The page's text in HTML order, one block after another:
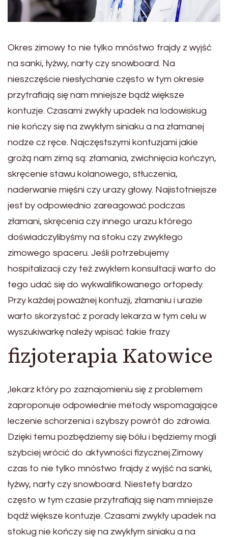
Okres zimowy to nie tylko mnóstwo frajdy z wyjść
na sanki, łyżwy, narty czy snowboard. Na
nieszczęście niesłychanie często w tym okresie
przytrafiają się nam mniejsze bądź większe
kontuzje. Czasami zwykły upadek na lodowiskug
nie kończy się na zwykłym siniaku a na złamanej
nodze cz ręce. Najczęstszymi kontuzjami jakie
grożą nam zimą są: złamania, zwichnięcia kończyn,
skręcenie stawu kolanowego, stłuczenia,
naderwanie mięśni czy urazy głowy. Najistotniejsze
jest by odpowiednio zareagować podczas
złamani, skręcenia czy innego urazu którego
doświadczylibyśmy na stoku czy zwykłego
zimowego spaceru. Jeśli potrzebujemy
hospitalizacji czy też zwykłem konsultacji warto do
tego udać się do wykwalifikowanego ortopedy.
Przy każdej poważnej kontuzji, złamaniu i urazie
warto skorzystać z porady lekarza w tym celu w
wyszukiwarkę należy wpisać takie frazy
fizjoterapia Katowice
,lekarz który po zaznajomieniu się z problemem
zaproponuje odpowiednie metody wspomagające
leczenie schorzenia i szybszy powrót do zdrowia.
Dzięki temu pozbędziemy się bólu i będziemy mogli
szybciej wrócić do aktywności fizycznej.Zimowy
czas to nie tylko mnóstwo frajdy z wyjść na sanki,
łyżwy, narty czy snowboard. Niestety bardzo
często w tym czasie przytrafiają się nam mniejsze
bądź większe kontuzje. Czasami zwykły upadek na
stokug nie kończy się na zwykłym siniaku a na